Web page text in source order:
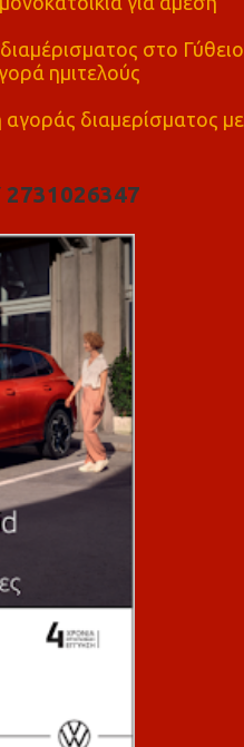
στο Γύθειο
ημιτελούς
διαμερίσματος με